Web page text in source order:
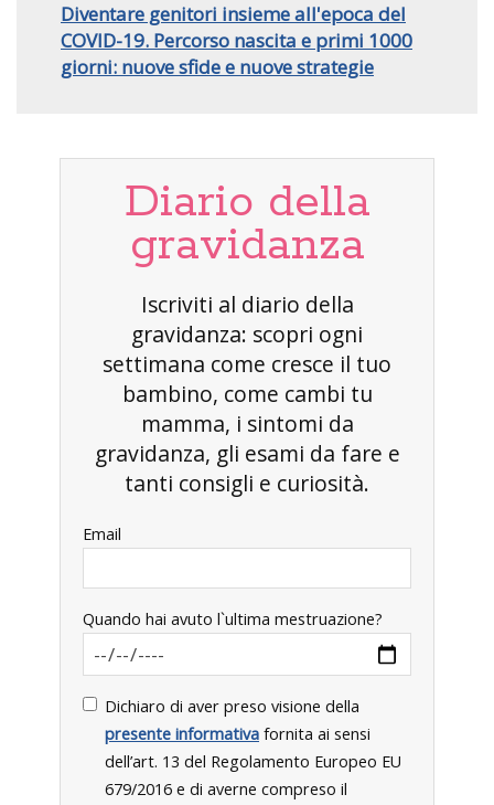
Diventare genitori insieme all'epoca del
COVID-19. Percorso nascita e primi 1000
giorni: nuove sfide e nuove strategie
Diario della
gravidanza
Iscriviti al diario della
gravidanza: scopri ogni
settimana come cresce il tuo
bambino, come cambi tu
mamma, i sintomi da
gravidanza, gli esami da fare e
tanti consigli e curiosità.
Email
Quando hai avuto l`ultima mestruazione?
Dichiaro di aver preso visione della
presente informativa fornita ai sensi
dell’art. 13 del Regolamento Europeo EU
679/2016 e di averne compreso il